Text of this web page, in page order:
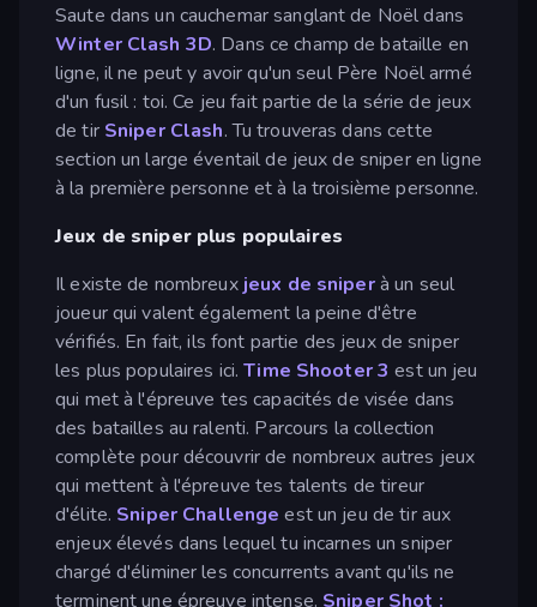
Saute dans un cauchemar sanglant de Noël dans
Winter Clash 3D. Dans ce champ de bataille en
ligne, il ne peut y avoir qu'un seul Père Noël armé
d'un fusil : toi. Ce jeu fait partie de la série de jeux
de tir Sniper Clash. Tu trouveras dans cette
section un large éventail de jeux de sniper en ligne
à la première personne et à la troisième personne.
Jeux de sniper plus populaires
Il existe de nombreux jeux de sniperà un seul
joueur qui valent également la peine d'être
vérifiés. En fait, ils font partie des jeux de sniper
les plus populaires ici.Time Shooter 3 est un jeu
qui met à l'épreuve tes capacités de visée dans
des batailles au ralenti. Parcours la collection
complète pour découvrir de nombreux autres jeux
qui mettent à l'épreuve tes talents de tireur
d'élite. Sniper Challengeest un jeu de tir aux
enjeux élevés dans lequel tu incarnes un sniper
chargé d'éliminer les concurrents avant qu'ils ne
terminent une épreuve intense. Sniper Shot :